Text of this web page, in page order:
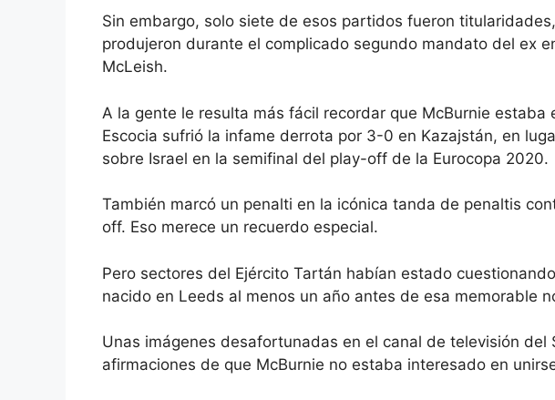
Sin embargo, solo siete de esos partidos fueron
produjeron durante el complicado segundo mandato del ex
McLeish.
A la gente le resulta más fácil recordar que McBurnie estaba
Escocia sufrió la infame derrota por 3-0 en Kazajstán, en
sobre Israel en la semifinal del play-off de la Eurocopa 2020.
También marcó un penalti en la icónica tanda de penaltis
off. Eso merece un recuerdo especial.
Pero sectores del Ejército Tartán habían estado
nacido en Leeds al menos un año antes de esa memorable
Unas imágenes desafortunadas en el canal de televisión
afirmaciones de que McBurnie no estaba interesado en